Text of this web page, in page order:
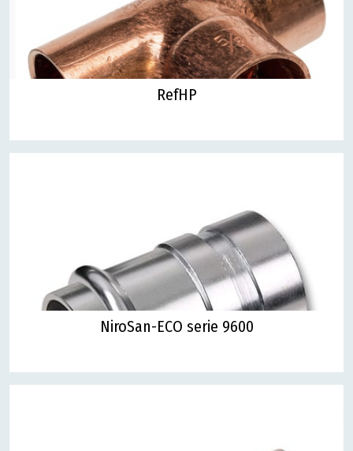
RefHP
NiroSan-ECO serie 9600